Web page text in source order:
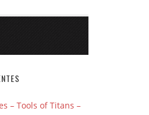
– Tools of Titans –